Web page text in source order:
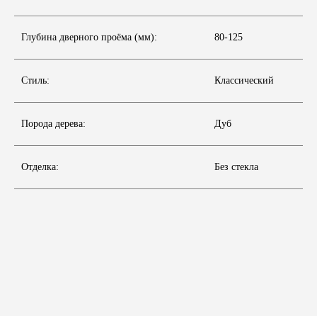
Глубина дверного проёма (мм): 80-125
Стиль: Классический
Порода дерева: Дуб
Отделка: Без стекла